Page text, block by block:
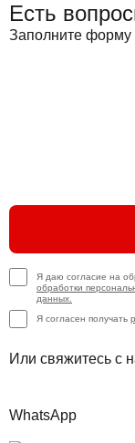
Есть
Заполните форму
Я даю согласие на
обработки
данных.
Я согласен получать
Или свяжитесь с
WhatsApp